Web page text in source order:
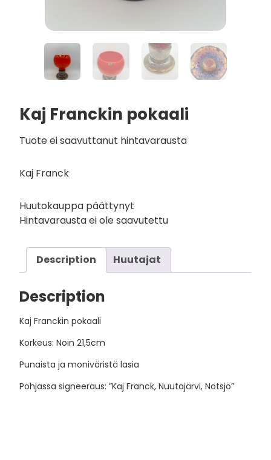
Kaj Franckin pokaali
Tuote ei saavuttanut hintavarausta
Kaj Franck
Huutokauppa päättynyt
Hintavarausta ei ole saavutettu
Description Huutajat
Description
Kaj Franckin pokaali
Korkeus: Noin 21,5cm
Punaista ja moniväristä lasia
Pohjassa signeeraus: ”Kaj Franck, Nuutajärvi, Notsjö”